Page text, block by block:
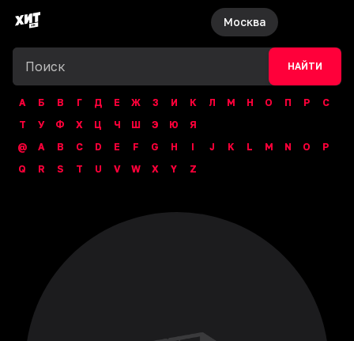
Москва
НАЙТИ
А Б В Г Д Е Ж З И К Л М Н О П Р
С
Т
У Ф Х Ц Ч Ш Э Ю
Я
@
A B C D E F G H I J K L M N O
P
Q
R S T U V W X Y Z